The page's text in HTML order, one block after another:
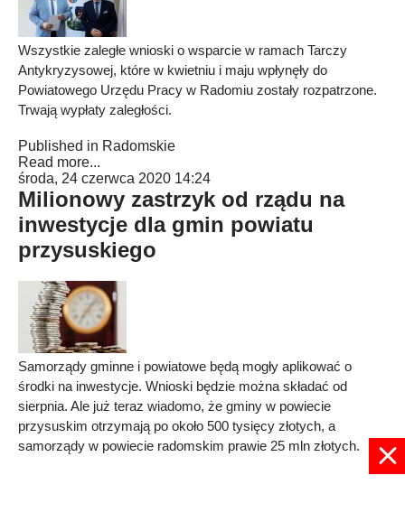
Wszystkie zaległe wnioski o wsparcie w ramach Tarczy
Antykryzysowej, które w kwietniu i maju wpłynęły do
Powiatowego Urzędu Pracy w Radomiu zostały rozpatrzone.
Trwają wypłaty zaległości.
Published in Radomskie
Read more...
środa, 24 czerwca 2020 14:24
Milionowy zastrzyk od rządu na
inwestycje dla gmin powiatu
przysuskiego
Samorządy gminne i powiatowe będą mogły aplikować o
środki na inwestycje. Wnioski będzie można składać od
sierpnia. Ale już teraz wiadomo, że gminy w powiecie
przysuskim otrzymają po około 500 tysięcy złotych, a
samorządy w powiecie radomskim prawie 25 mln złotych.